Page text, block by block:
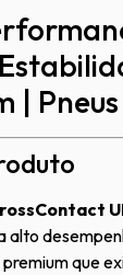
|
alto
que